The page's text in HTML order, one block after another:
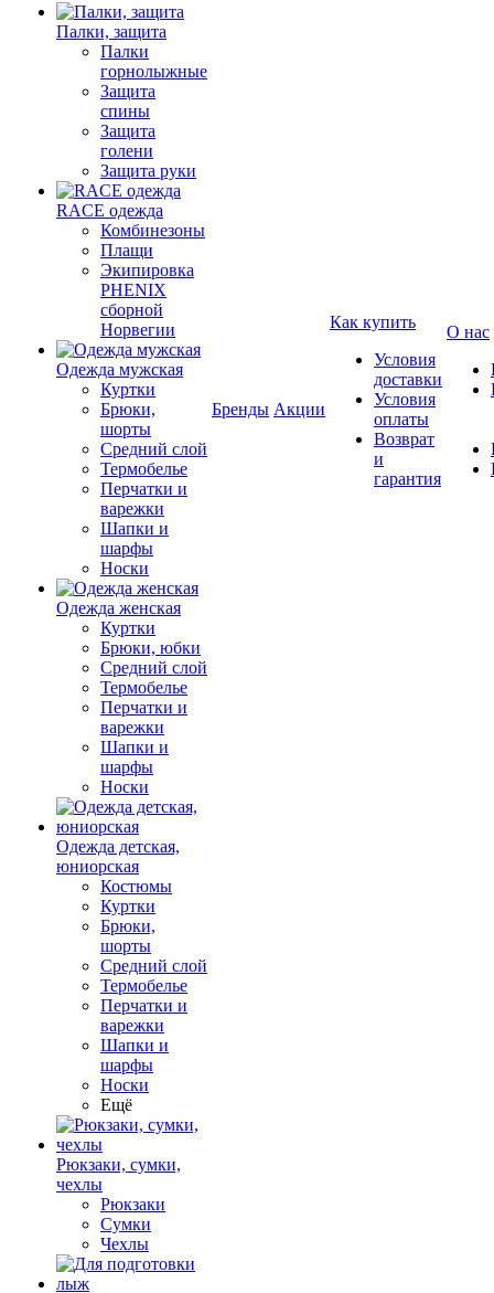
Палки, защита
Палки
горнолыжные
Защита
спины
Защита
голени
Защита руки
RACE одежда
Комбинезоны
Плащи
Экипировка
PHENIX
сборной
Норвегии
Одежда мужская
Куртки
Брюки,
шорты
Средний слой
Термобелье
Перчатки и
варежки
Шапки и
шарфы
Носки
Одежда женская
Куртки
Брюки, юбки
Средний слой
Термобелье
Перчатки и
варежки
Шапки и
шарфы
Носки
Одежда детская,
юниорская
Костюмы
Куртки
Брюки,
шорты
Средний слой
Термобелье
Перчатки и
варежки
Шапки и
шарфы
Носки
Ещё
Рюкзаки, сумки,
чехлы
Рюкзаки
Сумки
Чехлы
Бренды Акции
Как купить
Условия
доставки
Условия
оплаты
Возврат
и
гарантия
О нас